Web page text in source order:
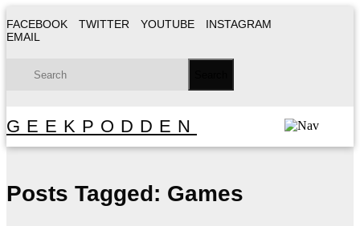
FACEBOOK TWITTER YOUTUBE
INSTAGRAM
EMAIL
GEEKPODDEN
Posts Tagged: Games